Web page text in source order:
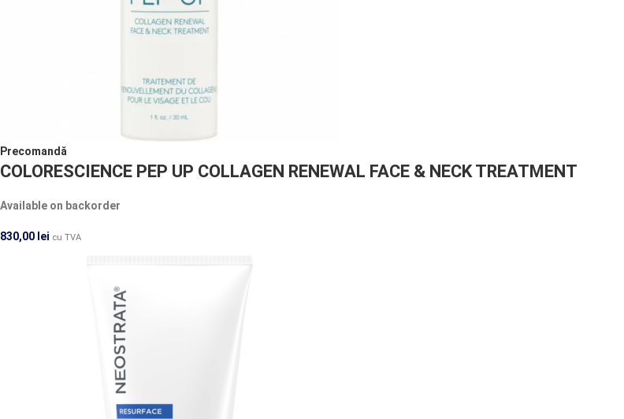
Precomandă
COLORESCIENCE PEP UP COLLAGEN RENEWAL FACE & NECK TREATMENT
Available on backorder
830,00 lei cu TVA